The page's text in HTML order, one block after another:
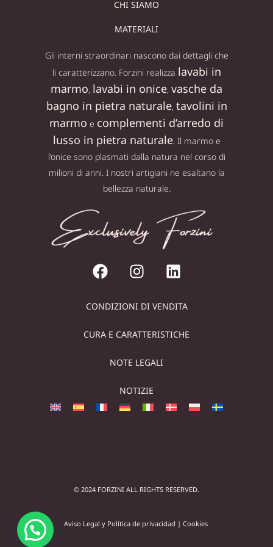
CHI SIAMO
MATERIALI
Gli interni straordinari nascono dai dettagli che
li caratterizzano. Forzini realizza lavabi in
marmo, lavabi in onice, vasche da
bagno in pietra naturale, tavolini in
marmo e complementi d’arredo di
lusso in pietra naturale. Il marmo e
l’onice sono plasmati dalla natura nel corso di
milioni di anni. I nostri artigiani ne esaltano la
bellezza naturale.
CONDIZIONI DI VENDITA
CURA E CARATTERISTICHE
NOTE LEGALI
NOTIZIE
© 2024 FORZINI ALL RIGHTS RESERVED.
Aviso Legal y Política de privacidad | Cookies